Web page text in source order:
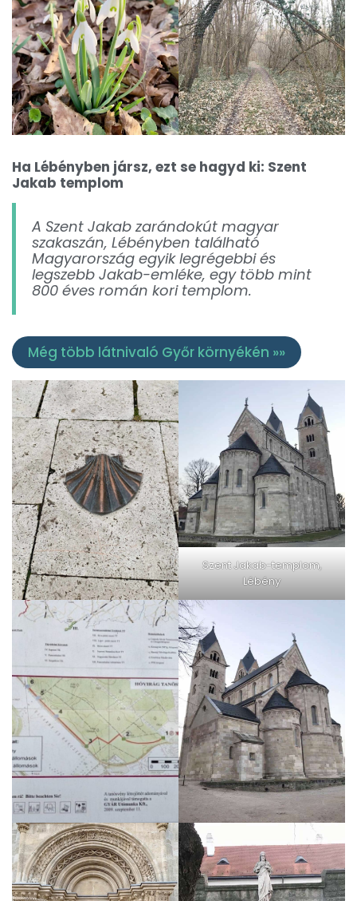
Ha Lébényben jársz, ezt se hagyd ki: Szent
Jakab templom
A Szent Jakab zarándokút magyar
szakaszán, Lébényben található
Magyarország egyik legrégebbi és
legszebb Jakab-emléke, egy több mint
800 éves román kori templom.
Még több látnivaló Győr környékén »»
Szent Jakab-templom,
Lébény